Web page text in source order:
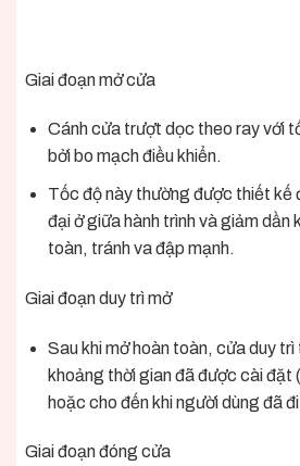
Giai đoạn mở cửa
Cánh cửa trượt dọc theo ray với
bởi bo mạch điều khiển.
Tốc độ này thường được thiết kế
đại ở giữa hành trình và giảm dần
toàn, tránh va đập mạnh.
Giai đoạn duy trì mở
Sau khi mở hoàn toàn, cửa duy
khoảng thời gian đã được cài
hoặc cho đến khi người dùng đã
Giai đoạn đóng cửa